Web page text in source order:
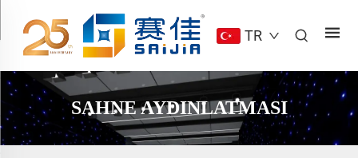
TR
SAHNE AYDINLATMASI